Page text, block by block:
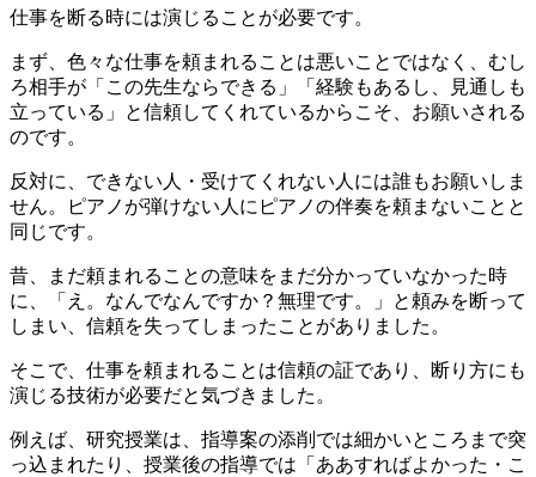
仕事を断る時には演じることが必要です。
まず、色々な仕事を頼まれることは悪いことではなく、むし
ろ相手が「この先生ならできる」「経験もあるし、見通しも
立っている」と信頼してくれているからこそ、お願いされる
のです。
反対に、できない人・受けてくれない人には誰もお願いしま
せん。ピアノが弾けない人にピアノの伴奏を頼まないことと
同じです。
昔、まだ頼まれることの意味をまだ分かっていなかった時
に、「え。なんでなんですか？無理です。」と頼みを断って
しまい、信頼を失ってしまったことがありました。
そこで、仕事を頼まれることは信頼の証であり、断り方にも
演じる技術が必要だと気づきました。
例えば、研究授業は、指導案の添削では細かいところまで突
っ込まれたり、授業後の指導では「ああすればよかった・こ